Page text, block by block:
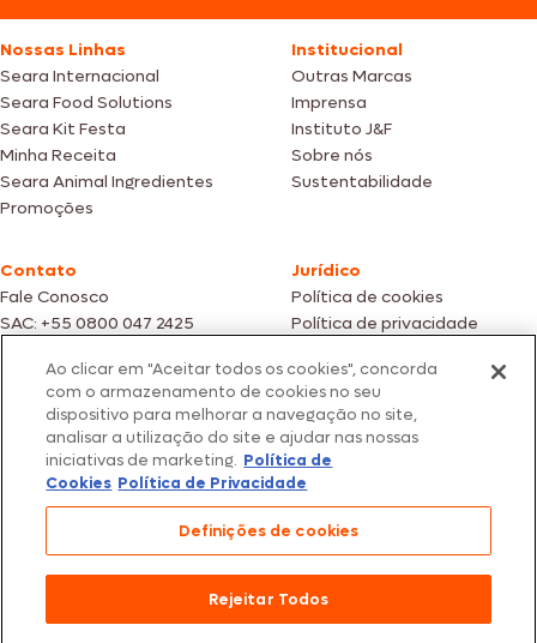
Nossas Linhas
Seara Internacional
Seara Food Solutions
Seara Kit Festa
Minha Receita
Seara Animal Ingredientes
Promoções
Institucional
Outras Marcas
Imprensa
Instituto J&F
Sobre nós
Sustentabilidade
Contato
Fale Conosco
SAC: +55 0800 047 2425
Jurídico
Política de cookies
Política de privacidade
Fotos meramente ilustrativas | Ofertas válidas enquanto durarem os
estoques dos nossos parceiros | Vendas sujeitas a análise e confirmação
de dados.
Os preços, promoções e condições de pagamento são válidos
exclusivamente para compras efetuadas em nossos parceiros.
Todos os produtos estão sujeitos a disponibilidade de estoque.
São Paulo/SP – CEP 05.118-100
© 2026 Seara. Todos os direitos reservados
Ao clicar em "Aceitar todos os cookies", concorda
com o armazenamento de cookies no seu
dispositivo para melhorar a navegação no site,
analisar a utilização do site e ajudar nas nossas
iniciativas de marketing. Política de
Cookies Política de Privacidade
Definições de cookies
Rejeitar Todos